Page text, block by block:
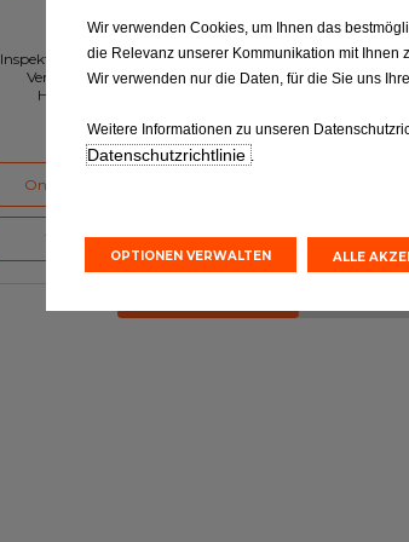
Inspektion
Inspektion und Austausch von
Verschleißteilen gemäß
Herstellervorgaben.
Online-Kostenvoranschlag
Terminvereinbarung
Wir verwenden Cookies, um Ihnen das
die Relevanz unserer Kommunikation mit Ihnen
Wir verwenden nur die Daten, für die Sie uns
Weitere Informationen zu unseren
Datenschutzrichtlinie .
OPTIONEN VERWALTEN ALLE